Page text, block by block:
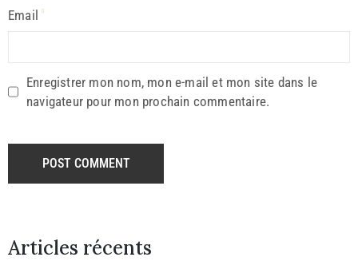
Email
Enregistrer mon nom, mon e-mail et mon site dans le
navigateur pour mon prochain commentaire.
Articles récents